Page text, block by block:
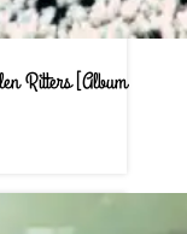
Ritters [Album